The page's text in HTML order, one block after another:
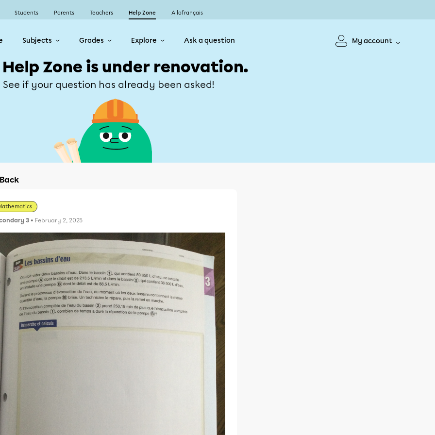
Students Parents Teachers Help Zone Allofrançais
Subjects Grades Explore Ask a question My account
Help Zone is under renovation.
See if your question has already been asked!
Back
3 • February 2, 2025